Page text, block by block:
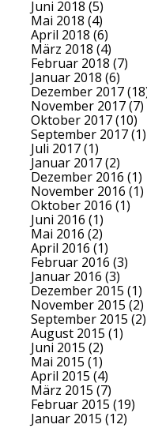
Juni 2018 (5)
Mai 2018 (4)
April 2018 (6)
März 2018 (4)
Februar 2018 (7)
Januar 2018 (6)
Dezember 2017
November 2017(7)
Oktober 2017(10)
September 2017(1)
Juli 2017(1)
Januar 2017(2)
Dezember 2016 (1)
November 2016 (1)
Oktober 2016 (1)
Juni 2016 (1)
Mai 2016 (2)
April 2016 (1)
Februar 2016 (3)
Januar 2016 (3)
Dezember 2015 (1)
November 2015 (2)
September 2015 (2)
August 2015 (1)
Juni 2015 (2)
Mai 2015 (1)
April 2015 (4)
März 2015 (7)
Februar 2015 (19)
Januar 2015 (12)